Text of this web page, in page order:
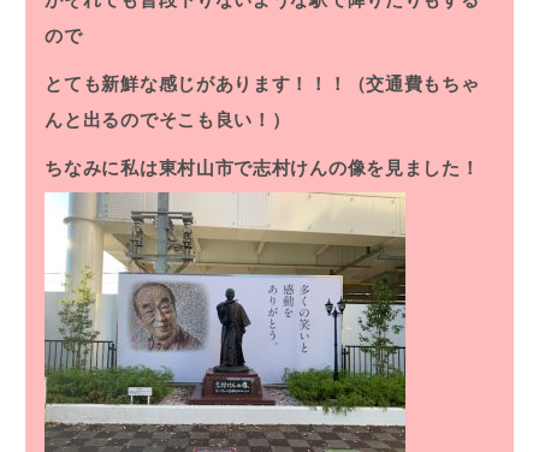
ので
とても新鮮な感じがあります！！！（交通費もちゃ
んと出るのでそこも良い！）
ちなみに私は東村山市で志村けんの像を見ました！